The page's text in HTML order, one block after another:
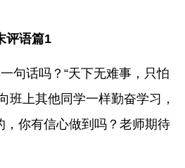
评语篇1
句话吗？“天下无难事，只怕
班上其他同学一样勤奋学习，
，你有信心做到吗？老师期待